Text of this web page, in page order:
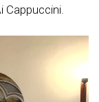
Cappuccini.